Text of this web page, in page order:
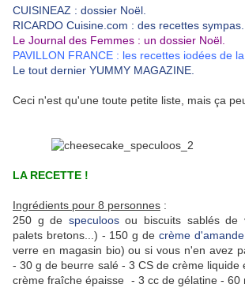
CUISINEAZ : dossier Noël.
RICARDO Cuisine.com : des recettes sympas.
Le Journal des Femmes : un dossier Noël.
PAVILLON FRANCE : les recettes iodées de la
Le tout dernier YUMMY MAGAZINE.
Ceci n'est qu'une toute petite liste, mais ça
LA RECETTE !
Ingrédients pour 8 personnes :
250 g de speculoosou biscuits sablés de
palets bretons...) - 150 g de crème d'amande
verre en magasin bio) ou si vous n'en avez
- 30 g de beurre salé - 3 CS de crème
crème fraîche épaisse - 3 cc de gélatine - 60